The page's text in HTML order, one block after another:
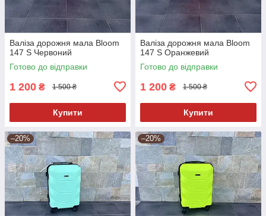
Валіза дорожня мала Bloom
147 S Червоний
Готово до відправки
1 200 ₴ 1 500 ₴
Купити
Валіза дорожня мала Bloom
147 S Оранжевий
Готово до відправки
1 200 ₴ 1 500 ₴
Купити
–20% –20%